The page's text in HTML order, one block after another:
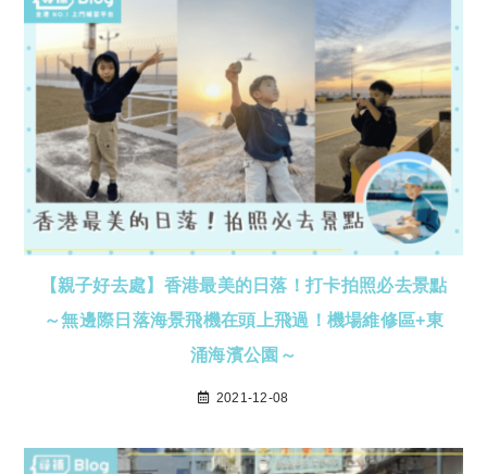
【親子好去處】香港最美的日落！打卡拍照必去景點
～無邊際日落海景飛機在頭上飛過！機場維修區+東
涌海濱公園～
2021-12-08